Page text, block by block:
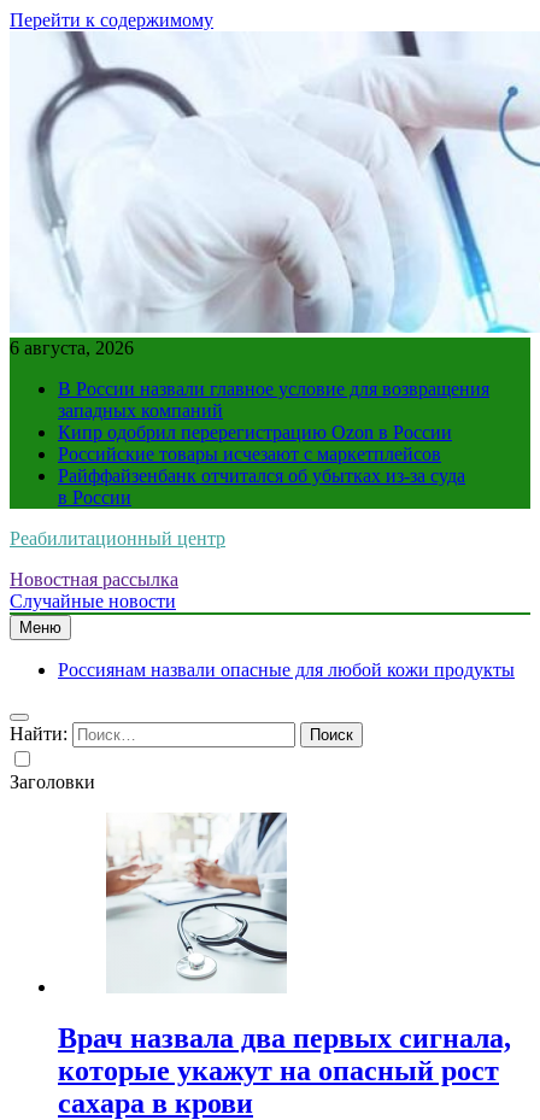
Перейти к содержимому
6 августа, 2026
В России назвали главное условие для возвращения
западных компаний
Кипр одобрил перерегистрацию Ozon в России
Российские товары исчезают с маркетплейсов
Райффайзенбанк отчитался об убытках из-за суда
в России
Реабилитационный центр
Новостная рассылка
Случайные новости
Меню
Россиянам назвали опасные для любой кожи продукты
Найти:
Заголовки
Врач назвала два первых сигнала,
которые укажут на опасный рост
сахара в крови